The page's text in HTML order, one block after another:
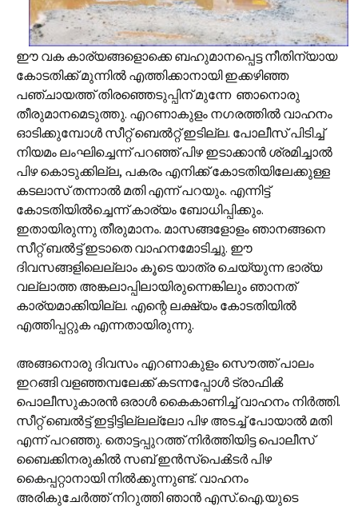
ഈ വക കാര്യങ്ങളൊക്കെ ബഹുമാനപ്പെട്ട നീതിന്യായ
കോടതിക്ക് മുന്നിൽ എത്തിക്കാനായി ഇക്കഴിഞ്ഞ
പഞ്ചായത്ത് തിരഞ്ഞെടുപ്പിന് മുന്നേ ഞാനൊരു
തീരുമാനമെടുത്തു. എറണാകുളം നഗരത്തിൽ വാഹനം
ഓടിക്കുമ്പോൾ സീറ്റ് ബെൽറ്റ് ഇടില്ല. പോലീസ് പിടിച്ച്
നിയമം ലംഘിച്ചെന്ന് പറഞ്ഞ് പിഴ ഇടാക്കാൻ ശ്രമിച്ചാൽ
പിഴ കൊടുക്കില്ല, പകരം എനിക്ക് കോടതിയിലേക്കുള്ള
കടലാസ് തന്നാൽ മതി എന്ന് പറയും. എന്നിട്ട്
കോടതിയിൽച്ചെന്ന് കാര്യം ബോധിപ്പിക്കും.
ഇതായിരുന്നു തീരുമാനം. മാസങ്ങളോളം ഞാനങ്ങനെ
സീറ്റ് ബൽട്ട് ഇടാതെ വാഹനമോടിച്ചു. ഈ
ദിവസങ്ങളിലെല്ലാം കൂടെ യാത്ര ചെയ്യുന്ന ഭാര്യ
വല്ലാത്ത അങ്കലാപ്പിലായിരുന്നെങ്കിലും ഞാനത്
കാര്യമാക്കിയില്ല. എന്റെ ലക്ഷ്യം കോടതിയിൽ
എത്തിപ്പറ്റുക എന്നതായിരുന്നു.
അങ്ങനൊരു ദിവസം എറണാകുളം സൌത്ത് പാലം
ഇറങ്ങി വളഞ്ഞമ്പലേക്ക് കടന്നപ്പോൾ ട്രാഫിൿ
പൊലീസുകാരൻ ഒരാൾ കൈകാണിച്ച് വാഹനം നിർത്തി.
സീറ്റ് ബെൽട്ട് ഇട്ടിട്ടില്ലല്ലോ പിഴ അടച്ച് പോയാൽ മതി
എന്ന് പറഞ്ഞു. തൊട്ടപ്പുറത്ത് നിർത്തിയിട്ട പൊലീസ്
ബൈക്കിനരുകിൽ സബ് ഇൻസ്പെൿടർ പിഴ
കൈപ്പറ്റാനായി നിൽക്കുന്നുണ്ട്. വാഹനം
അരികുചേർത്ത് നിറുത്തി ഞാൻ എസ്.ഐ.യുടെ